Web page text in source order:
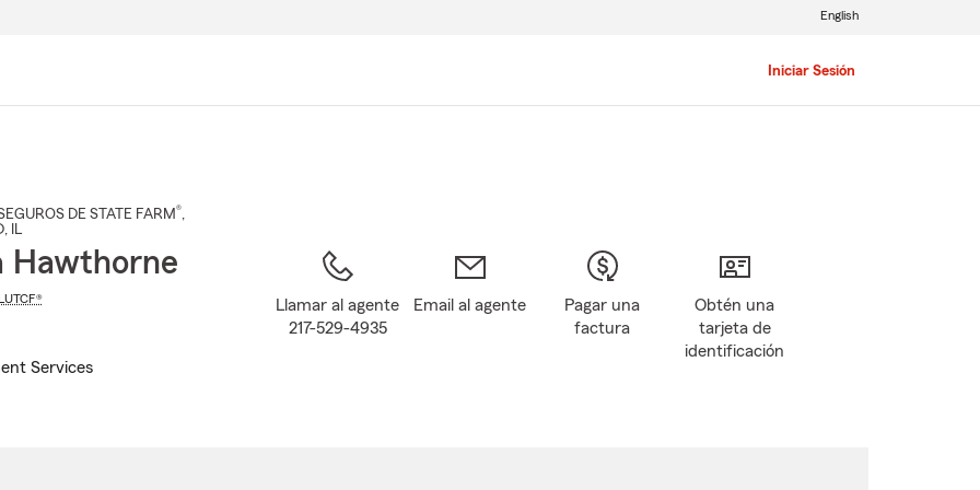
Iniciar Sesión
English
DE STATE FARM®,
, IL
Hawthorne
Services
Llamar al agente
217-529-4935
Email al agente
Pagar una
factura
Obtén una
tarjeta de
identificación